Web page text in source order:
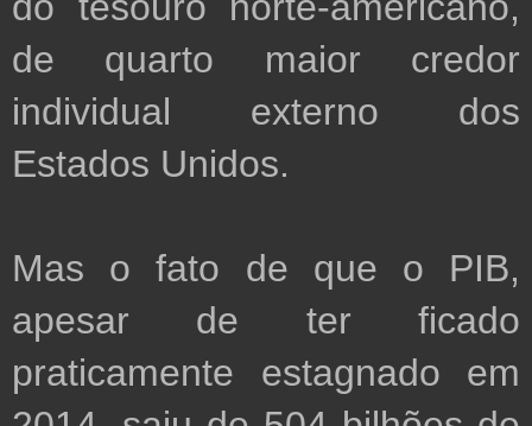
de quarto maior credor
individual externo dos
Estados Unidos.
Mas o fato de que o PIB,
apesar de ter ficado
praticamente estagnado em